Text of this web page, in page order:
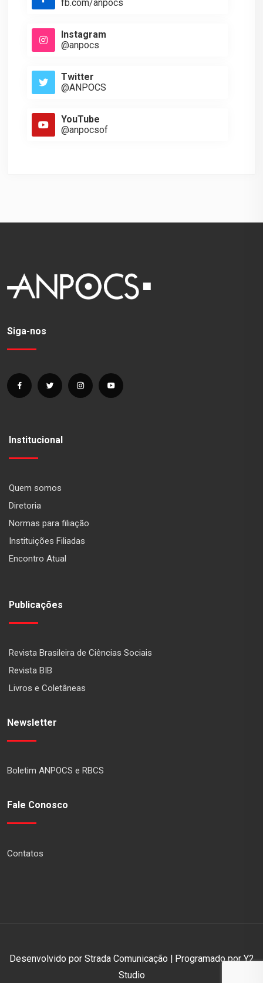
fb.com/anpocs
Instagram
@anpocs
Twitter
@ANPOCS
YouTube
@anpocsof
Siga-nos
Institucional
Quem somos
Diretoria
Normas para filiação
Instituições Filiadas
Encontro Atual
Publicações
Revista Brasileira de Ciências Sociais
Revista BIB
Livros e Coletâneas
Newsletter
Boletim ANPOCS e RBCS
Fale Conosco
Contatos
Desenvolvido por Strada Comunicação | Programado por Y2
Studio